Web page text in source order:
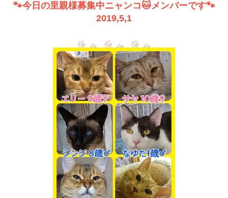
🐾今日の里親様募集中ニャンコ🐱メンバーです🐾
2019,5,1